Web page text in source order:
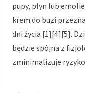
pupy, płyn lub
krem do buzi
dni życia [1][4][5].
będzie spójna z
zminimalizuje